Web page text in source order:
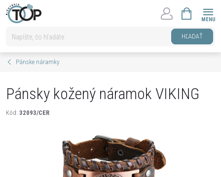
Prejsť
na
HĽADAŤ
KOŠÍK
Pánske náramky
Pánsky kožený náramok VIKING
Kód: 32093/CER